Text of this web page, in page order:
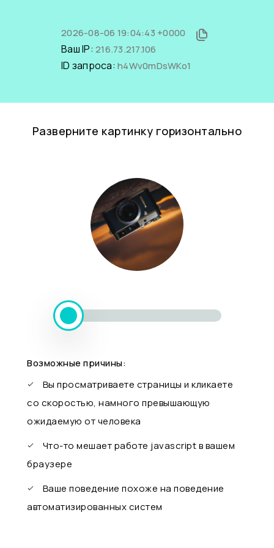
2026-08-06 19:04:43 +0000
Ваш IP: 216.73.217.106
ID запроса: h4Wv0mDsWKo1
Разверните картинку горизонтально
Возможные причины:
Вы просматриваете страницы и кликаете
со скоростью, намного превышающую
ожидаемую от человека
Что-то мешает работе javascript в вашем
браузере
Ваше поведение похоже на поведение
автоматизированных систем